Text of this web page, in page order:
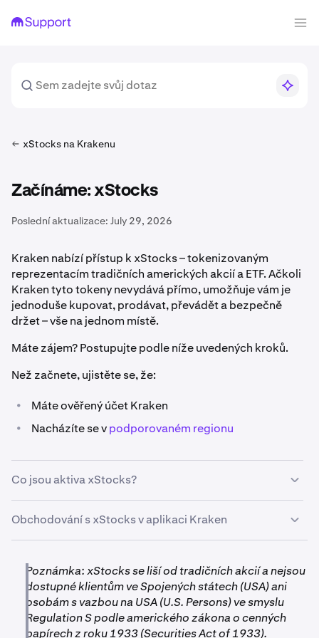
xStocks na Krakenu
Začínáme: xStocks
Poslední aktualizace: July 29, 2026
Kraken nabízí přístup k xStocks – tokenizovaným
reprezentacím tradičních amerických akcií a ETF. Ačkoli
Kraken tyto tokeny nevydává přímo, umožňuje vám je
jednoduše kupovat, prodávat, převádět a bezpečně
držet – vše na jednom místě.
Máte zájem? Postupujte podle níže uvedených kroků.
Než začnete, ujistěte se, že:
• Máte ověřený účet Kraken
• Nacházíte se vpodporovaném regionu
Co jsou aktiva xStocks?
Aktiva xStocks jsou tokenizované reprezentace
reálných akcií a ETF. Každý xStock je kryt v poměru 1:1
podkladovou akcií a vydán jako SPL token na
blockchainu..
Obchodování s xStocks v aplikaci Kraken
Otevřete aplikaci Kraken a přejděte do sekce Koupit
Vyhledejte libovolný token a klepněte na něj. xStocks
jsou označeny písmenem „x" před tickerem akcie,
čímž se odlišují od tradičních akcií.
Poznámka: xStocks se liší od tradičních akcií a nejsou
dostupné klientům ve Spojených státech (USA) ani
osobám s vazbou na USA (U.S. Persons) ve smyslu
Regulation S podle amerického zákona o cenných
papírech z roku 1933 (Securities Act of 1933).